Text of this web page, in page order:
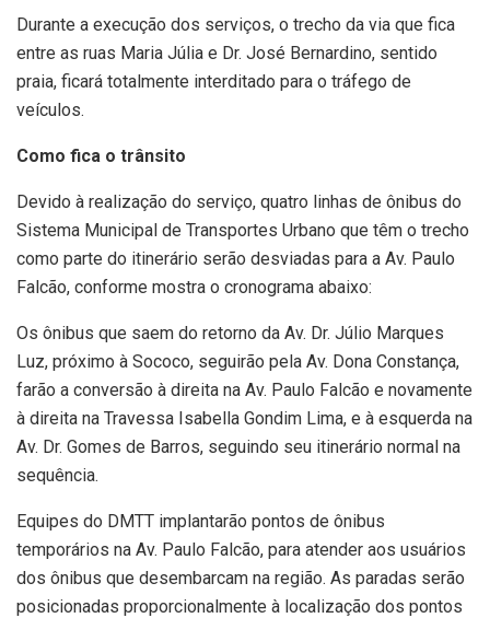
Durante a execução dos serviços, o trecho da via que fica
entre as ruas Maria Júlia e Dr. José Bernardino, sentido
praia, ficará totalmente interditado para o tráfego de
veículos.
Como fica o trânsito
Devido à realização do serviço, quatro linhas de ônibus do
Sistema Municipal de Transportes Urbano que têm o trecho
como parte do itinerário serão desviadas para a Av. Paulo
Falcão, conforme mostra o cronograma abaixo:
Os ônibus que saem do retorno da Av. Dr. Júlio Marques
Luz, próximo à Sococo, seguirão pela Av. Dona Constança,
farão a conversão à direita na Av. Paulo Falcão e novamente
à direita na Travessa Isabella Gondim Lima, e à esquerda na
Av. Dr. Gomes de Barros, seguindo seu itinerário normal na
sequência.
Equipes do DMTT implantarão pontos de ônibus
temporários na Av. Paulo Falcão, para atender aos usuários
dos ônibus que desembarcam na região. As paradas serão
posicionadas proporcionalmente à localização dos pontos